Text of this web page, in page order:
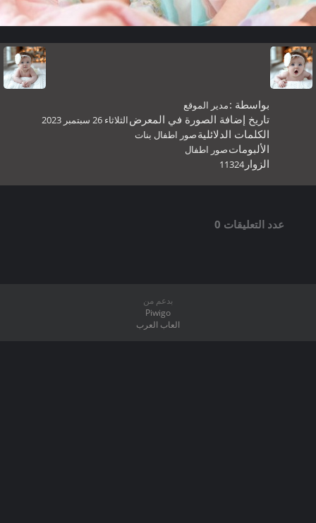
بواسطة :مدير الموقع
تاريخ إضافة الصورة في المعرضالثلاثاء 26 سبتمبر 2023
الكلمات الدلائليةصور اطفال بنات
الألبوماتصور اطفال
الزوار11324
عدد التعليقات 0
بدعم من
Piwigo
العاب العرب